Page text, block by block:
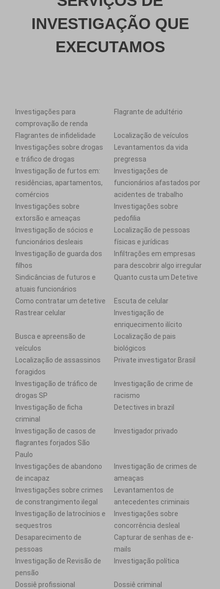
INVESTIGAÇÃO QUE
EXECUTAMOS
Investigações para
comprovação de renda
Flagrante de adultério
Flagrantes de infidelidade
Localização de veículos
Investigações sobre drogas
e tráfico de drogas
Levantamentos da vida
pregressa
Investigação de furtos em:
residências, apartamentos,
comércios
Investigações de
funcionários afastados por
acidentes de trabalho
Investigações sobre
extorsão e ameaças
Investigações sobre
pedofilia
Investigação de sócios e
funcionários desleais
Localização de pessoas
físicas e jurídicas
Investigação de guarda dos
filhos
Infiltrações em empresas
para descobrir algo irregular
Sindicâncias de futuros e
atuais funcionários
Quanto custa um Detetive
Como contratar um detetive
Escuta de celular
Rastrear celular
Investigação de
enriquecimento ilícito
Busca e apreensão de
veículos
Localização de pais
biológicos
Localização de assassinos
foragidos
Private investigator Brasil
Investigação de tráfico de
drogas SP
Investigação de crime de
racismo
Investigação de ficha
criminal
Detectives in brazil
Investigação de casos de
flagrantes forjados São
Paulo
Investigador privado
Investigações de abandono
de incapaz
Investigação de crimes de
ameaças
Investigações sobre crimes
de constrangimento ilegal
Levantamentos de
antecedentes criminais
Investigação de latrocínios e
sequestros
Investigações sobre
concorrência desleal
Desaparecimento de
pessoas
Capturar de senhas de e-
mails
Investigação de Revisão de
pensão
Investigação política
Dossiê profissional
Dossiê criminal